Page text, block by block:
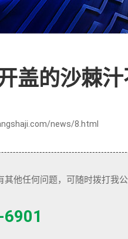
盖的沙棘
news/8.html
他任何问题，可随时拨打我